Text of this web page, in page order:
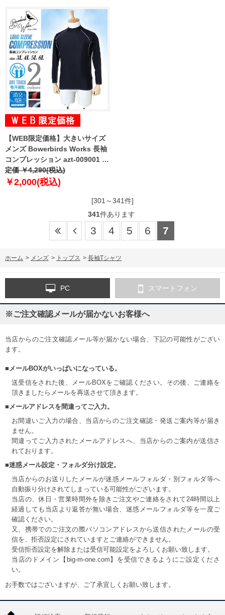
【WEB限定価格】大きいサイズ
メンズ Bowerbirds Works 長袖
コンプレッション azt-009001 緊
急セール
定価 ￥4,290(税込)
￥2,000(税込)
[301～341件]
341件あります
3 4 5 6 7
ホーム > メンズ > トップス > 長袖Tシャツ
PC スマートフォン
※ご注文確認メールが届かないお客様へ
当店からのご注文確認メール等が届かない場合、下記の可能性がござい
ます。
■メールBOXがいっぱいになっている。
送受信をされた後、メールBOXをご確認ください。その後、ご連絡を
頂きましたらメールを再送させて頂きます。
■メールアドレスを間違ってご入力。
お間違いご入力の場合、当店からのご注文確認・発送ご案内等が届き
ません。
間違ってご入力されたメールアドレスへ、当店からのご案内が送信さ
れております。
■迷惑メール設定・フォルダ分け設定。
当店からのお送りしたメールが迷惑メールフォルダ・別フォルダ等へ
自動振り分けされてしまっている可能性がございます。
当店の、休日・営業時間外を除きご注文やご連絡をされて24時間以上
経過しても当店より返答が無い場合、迷惑メールフォルダ等を一度ご
確認ください。
又、携帯でのご注文の際パソコンアドレスから送信されたメールの受
信を、拒否設定にされていますとご連絡ができません。
受信拒否設定を解除または受信可能設定をよろしくお願い致します。
当店のドメイン【big-m-one.com】を受信できるようにご設定くださ
い。
お手数ではございますが、ご了承宜しくお願い致します。